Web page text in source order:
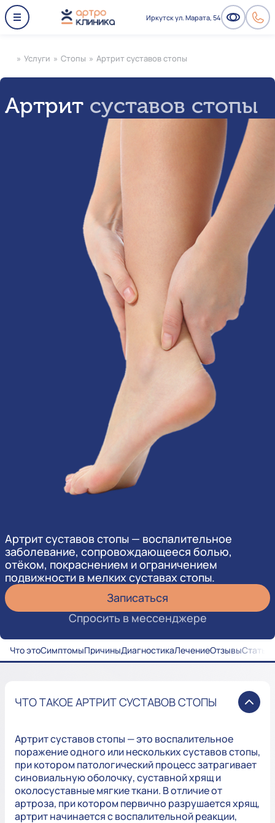
Иркутск ул. Марата, 54
» Услуги » Стопы » Артрит суставов стопы
Артрит суставов стопы
Артрит суставов стопы — воспалительное
заболевание, сопровождающееся болью,
отёком, покраснением и ограничением
подвижности в мелких суставах стопы.
Записаться
Спросить в мессенджере
Что этоСимптомыПричиныДиагностикаЛечениеОтзывыСтатьи
ЧТО ТАКОЕ АРТРИТ СУСТАВОВ СТОПЫ
Артрит суставов стопы — это воспалительное
поражение одного или нескольких суставов стопы,
при котором патологический процесс затрагивает
синовиальную оболочку, суставной хрящ и
околосуставные мягкие ткани. В отличие от
артроза, при котором первично разрушается хрящ,
артрит начинается с воспалительной реакции,